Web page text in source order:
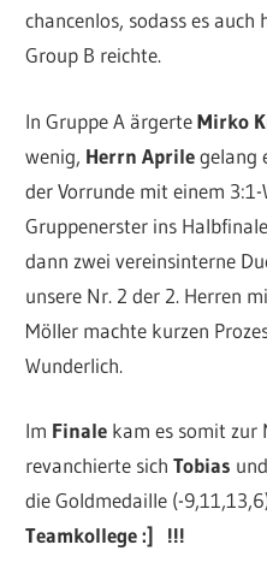
chancenlos, sodass es auch
Group B reichte.
In Gruppe A ärgerteMirko
wenig, Herrn Aprilegelang
der Vorrunde mit einem
Gruppenerster ins
dann zwei vereinsinterne
unsere Nr. 2 der 2. Herren
Möller machte kurzen
Wunderlich.
Im Finale kam es somit zur
revanchierte sichTobias
die Goldmedaille (-
Teamkollege :] !!!